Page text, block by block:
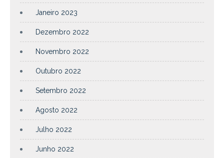
Janeiro 2023
Dezembro 2022
Novembro 2022
Outubro 2022
Setembro 2022
Agosto 2022
Julho 2022
Junho 2022